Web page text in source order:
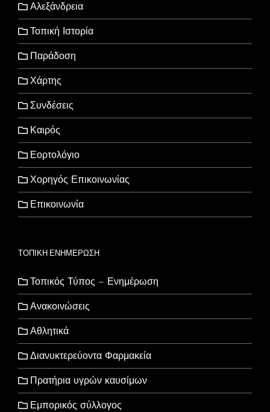
Αλεξάνδρεια
Τοπική Ιστορία
Παράδοση
Χάρτης
Συνδέσεις
Καιρός
Εορτολόγιο
Χορηγός Επικοινωνίας
Επικοινωνία
ΤΟΠΙΚΗ ΕΝΗΜΕΡΩΣΗ
Τοπικός Τύπος – Ενημέρωση
Ανακοινώσεις
Αθλητικά
Διανυκτερεύοντα Φαρμακεία
Πρατήρια υγρών καυσίμων
Εμπορικός σύλλογος